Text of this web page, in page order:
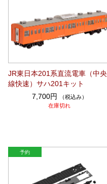
JR東日本201系直流電車（中央
線快速）サハ201キット
7,700円
（税込み）
在庫切れ